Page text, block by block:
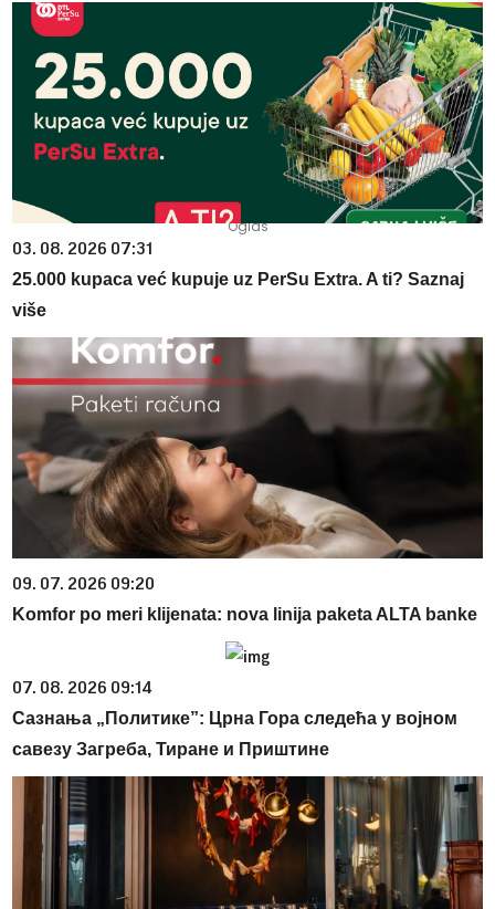
03. 08. 2026 07:31
25.000 kupaca već kupuje uz PerSu Extra. A ti? Saznaj
više
09. 07. 2026 09:20
Komfor po meri klijenata: nova linija paketa ALTA banke
07. 08. 2026 09:14
Сазнања „Политике”: Црна Гора следећа у војном
савезу Загреба, Тиране и Приштине